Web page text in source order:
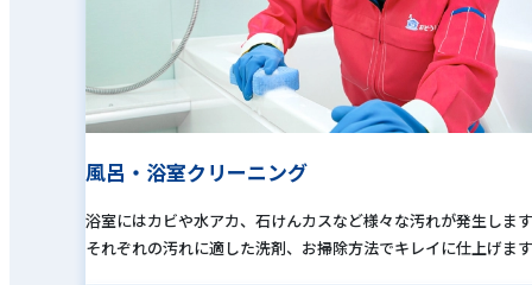
風呂・浴室クリーニング
浴室にはカビや水アカ、石けんカスなど様々な汚れが発生しま
それぞれの汚れに適した洗剤、お掃除方法でキレイに仕上げま